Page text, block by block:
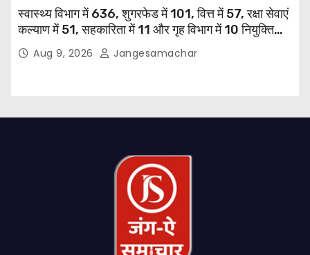
स्वास्थ्य विभाग में 636, शुगरफेड में 101, वित्त में 57, रक्षा सेवाएं
कल्याण में 51, सहकारिता में 11 और गृह विभाग में 10 नियुक्तियां
हुईं: मुख्यमंत्री भगवंत सिंह मान
Aug 9, 2026 Jangesamachar